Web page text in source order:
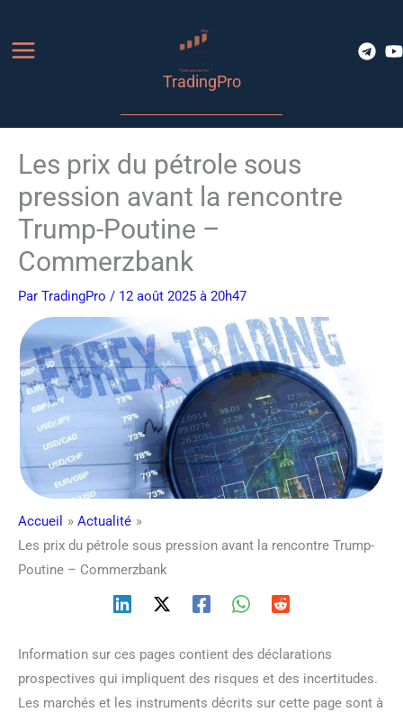
contenu
TradingPro
Les prix du pétrole sous
pression avant la rencontre
Trump-Poutine –
Commerzbank
Par TradingPro / 12 août 2025 à 20h47
Accueil
Actualité
Les prix du pétrole sous pression avant la rencontre Trump-
Poutine – Commerzbank
Information sur ces pages contient des déclarations
prospectives qui impliquent des risques et des incertitudes.
Les marchés et les instruments décrits sur cette page sont à